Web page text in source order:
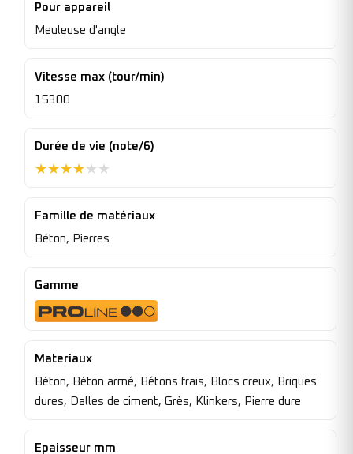
Pour appareil
Meuleuse d'angle
Vitesse max (tour/min)
15300
Durée de vie (note/6)
★★★★★ ★
Famille de matériaux
Béton, Pierres
Gamme
Materiaux
Béton, Béton armé, Bétons frais, Blocs creux, Briques
dures, Dalles de ciment, Grès, Klinkers, Pierre dure
Epaisseur mm